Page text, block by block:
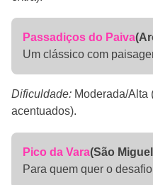
Passadiços do Paiva
Um clássico com
Dificuldade: Moderada/Alta
acentuados).
Pico da Vara(São
Para quem quer o